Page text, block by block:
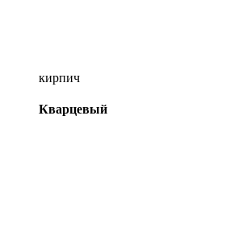
кирпич
Кварцевый